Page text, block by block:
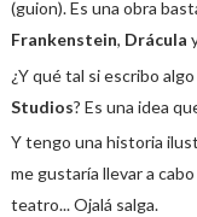
(guion). Es una obra
Frankenstein, Drácula
¿Y qué tal si escribo
Studios? Es una idea
Y tengo una historia
me gustaría llevar a
teatro... Ojalá salga.